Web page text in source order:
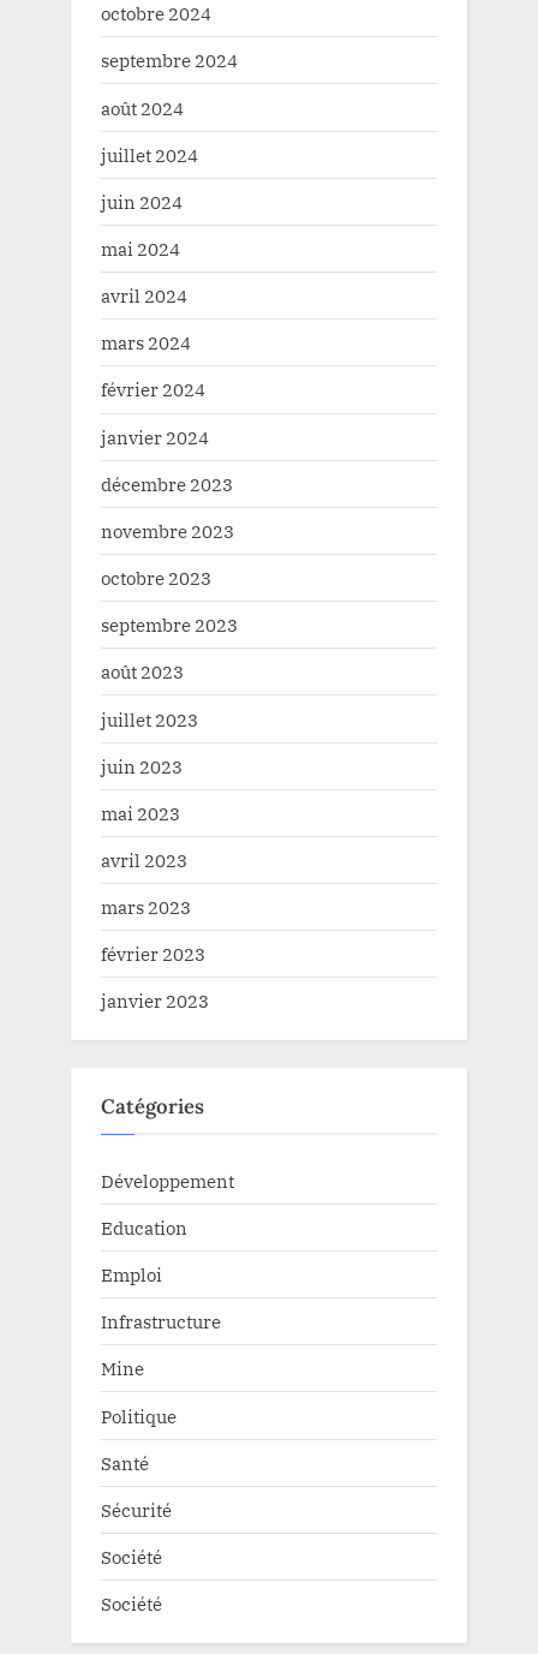
octobre 2024
septembre 2024
août 2024
juillet 2024
juin 2024
mai 2024
avril 2024
mars 2024
février 2024
janvier 2024
décembre 2023
novembre 2023
octobre 2023
septembre 2023
août 2023
juillet 2023
juin 2023
mai 2023
avril 2023
mars 2023
février 2023
janvier 2023
Catégories
Développement
Education
Emploi
Infrastructure
Mine
Politique
Santé
Sécurité
Société
Société